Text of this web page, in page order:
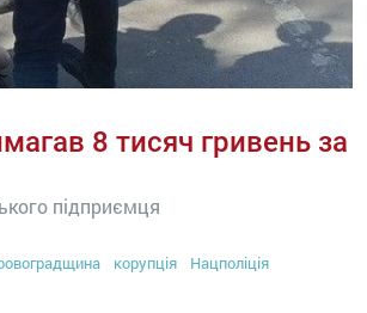
8 тисяч гривень за
підприємця
корупція
Нацполіція